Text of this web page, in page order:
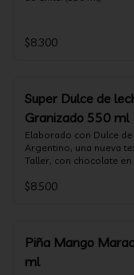
$8.300
Super Dulce de
Granizado 550 ml
Elaborado con Dulce de
Argentino, una nueva
Taller, con chocolate en
$8.500
Piña Mango
ml